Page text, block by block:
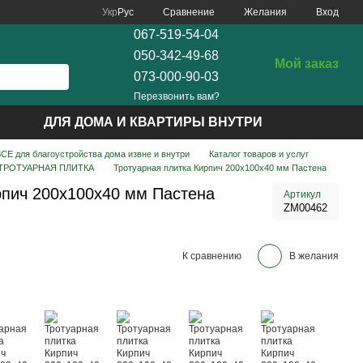
Укр Рус Сравнение Желания Вход
067-519-54-04
050-342-49-68
073-000-90-03
Перезвонить вам?
Мой заказ
ДЛЯ ДОМА И КВАРТИРЫ ВНУТРИ
благоустройства дома извне и внутри
Каталог товаров и услуг
ПЛИТКА
Тротуарная плитка Кирпич 200х100х40 мм Пастена
200х100х40 мм Пастена Артикул
ZM00462
К сравнению В желания